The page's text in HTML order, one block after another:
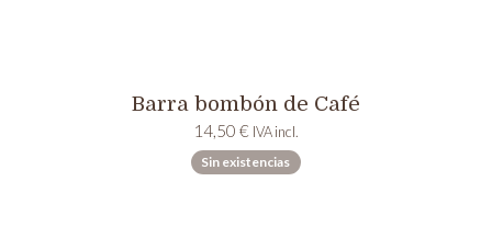
Barra bombón de Café
14,50 € IVA incl.
Sin existencias